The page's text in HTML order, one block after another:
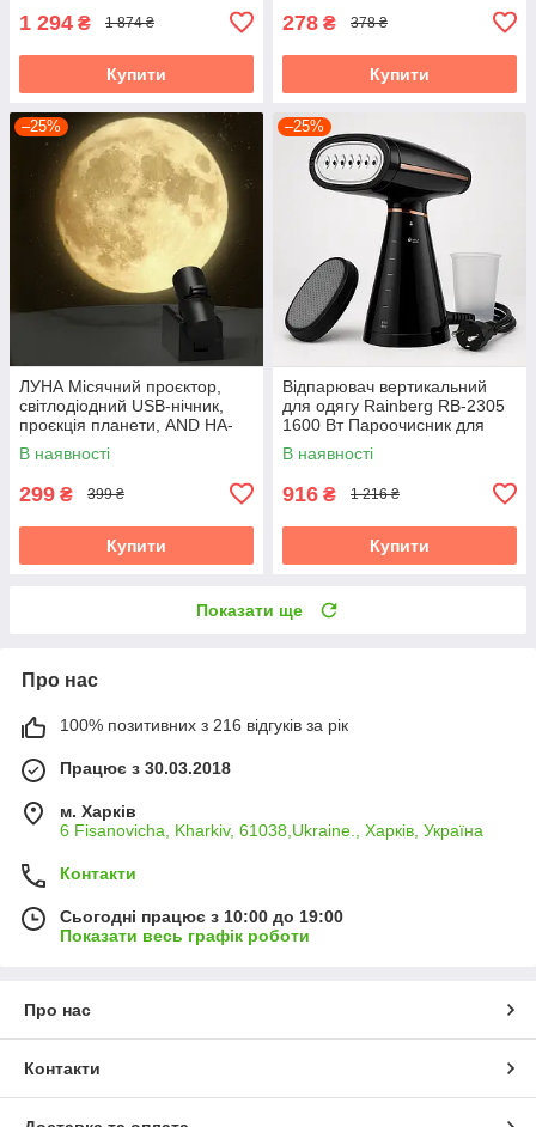
1 294 ₴ 1 874 ₴
Купити
278 ₴ 378 ₴
Купити
–25%
ЛУНА Місячний проєктор,
світлодіодний USB-нічник,
проєкція планети, AND HA-
126
В наявності
299 ₴ 399 ₴
Купити
–25%
Відпарювач вертикальний
для одягу Rainberg RB-2305
1600 Вт Пароочисник для
штор і постільної білизни
В наявності
916 ₴ 1 216 ₴
Купити
Показати ще
Про нас
100% позитивних з 216 відгуків за рік
Працює з 30.03.2018
м. Харків
6 Fisanovicha, Kharkiv, 61038,Ukraine., Харків, Україна
Контакти
Сьогодні працює з 10:00 до 19:00
Показати весь графік роботи
Про нас
Контакти